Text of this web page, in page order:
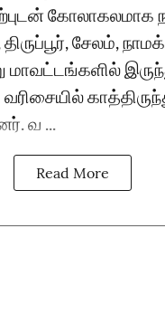
கோலாகலமாக
சேலம்,
மாவட்டங்களில்
வ ...
Read More